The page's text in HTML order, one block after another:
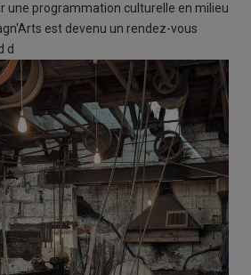
une programmation culturelle en milieu
est devenu un rendez-vous
d